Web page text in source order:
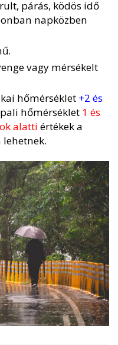
párás, ködös idő
napközben
vagy mérsékelt
hőmérséklet +2 és
hőmérséklet 1 és
alatti értékek a